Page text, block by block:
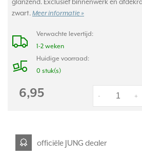
glanzend. Exclusief binnenwerk en
zwart. Meer informatie »
Verwachte levertijd:
1-2 weken
Huidige voorraad:
0 stuk(s)
6,95 +
-
officiële JUNG dealer